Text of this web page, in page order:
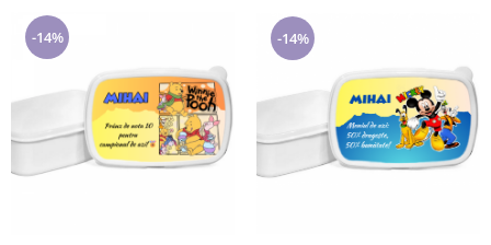
-14% -14%